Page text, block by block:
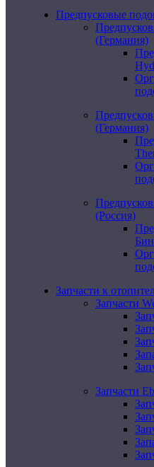
Предпусковые
(Германия)
(Германия)
(Россия)
Запчасти к
Запчасти
Запчасти